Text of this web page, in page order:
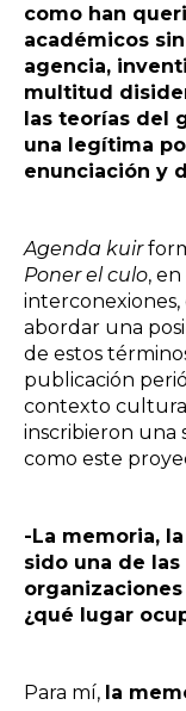
como han
académicos
agencia,
multitud
las teorías del
una legítima
enunciación y
Agenda kuir
Poner el culo,
interconexiones,
abordar una
de estos
publicación
contexto
inscribieron una
como este
-La memoria,
sido una de
¿qué lugar
Para mí, la